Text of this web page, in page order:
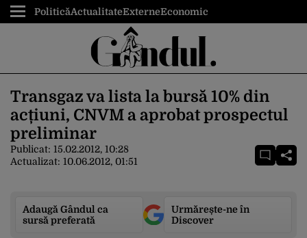
PoliticăActualitateExterneEconomic
Transgaz va lista la bursă 10% din
acțiuni, CNVM a aprobat prospectul
preliminar
Publicat: 15.02.2012, 10:28
Actualizat: 10.06.2012, 01:51
Adaugă Gândul ca
sursă preferată
Urmărește-ne în
Discover